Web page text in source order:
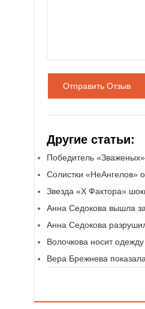
Отправить Отзыв
Другие статьи:
Победитель
Солистки «НеАнгелов»
Звезда «Х Фактора»
Анна Седокова вышла
Анна Седокова
Волочкова носит
Вера Брежнева